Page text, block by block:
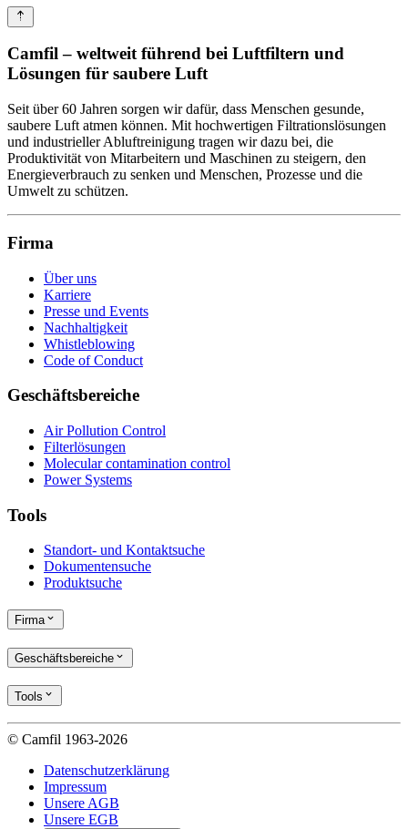
Camfil – weltweit führend bei Luftfiltern und
Lösungen für saubere Luft
Seit über 60 Jahren sorgen wir dafür, dass Menschen gesunde,
saubere Luft atmen können. Mit hochwertigen Filtrations­lösungen
und industrieller Abluftreinigung tragen wir dazu bei, die
Produktivität von Mitarbeitern und Maschinen zu steigern, den
Energieverbrauch zu senken und Menschen, Prozesse und die
Umwelt zu schützen.
Firma
Über uns
Karriere
Presse und Events
Nachhaltigkeit
Whistleblowing
Code of Conduct
Geschäftsbereiche
Air Pollution Control
Filterlösungen
Molecular contamination control
Power Systems
Tools
Standort- und Kontaktsuche
Dokumentensuche
Produktsuche
Firma
Geschäftsbereiche
Tools
© Camfil 1963-2026
Datenschutzerklärung
Impressum
Unsere AGB
Unsere EGB